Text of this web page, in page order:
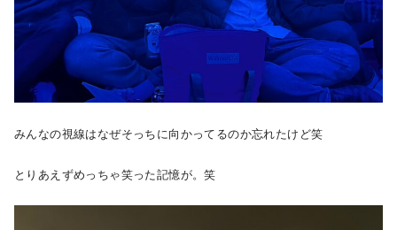
みんなの視線はなぜそっちに向かってるのか忘れたけど笑
とりあえずめっちゃ笑った記憶が。笑